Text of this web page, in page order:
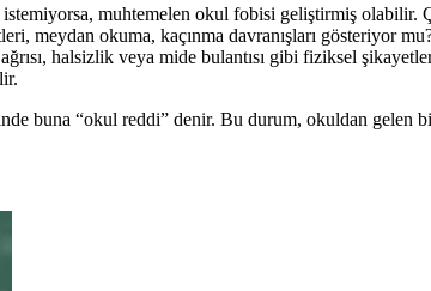
muhtemelen okul fobisi geliştirmiş
meydan okuma, kaçınma davranışları gösteriyor
ağrısı, halsizlik veya mide bulantısı gibi fiziksel
buna “okul reddi” denir. Bu durum, okuldan gelen